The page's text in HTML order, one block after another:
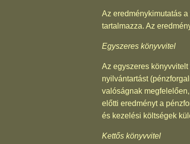
Az eredménykimutatás
tartalmazza. Az
Egyszeres könyvvitel
Az egyszeres
nyilvántartást
valóságnak
előtti eredményt a
és kezelési költségek
Kettős könyvvitel